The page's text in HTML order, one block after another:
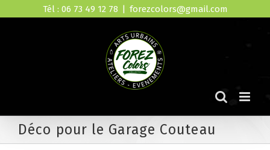
to
Tél : 06 73 49 12 78 | forezcolors@gmail.com
Déco pour le Garage Couteau